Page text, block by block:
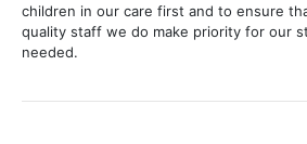
children in our care first and to ensure
quality staff we do make priority for our
needed.